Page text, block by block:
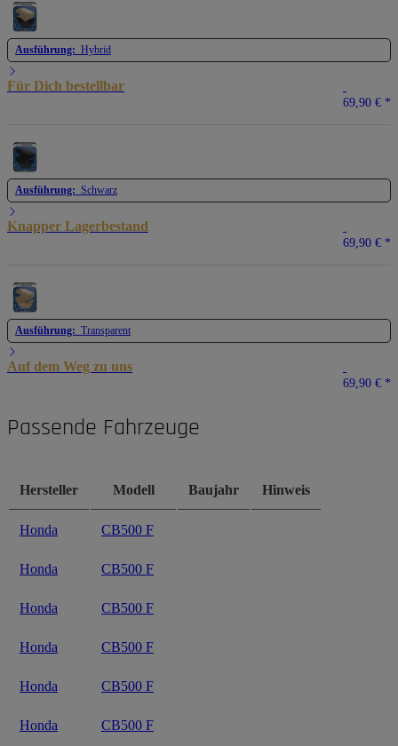
Ausführung: Hybrid
Für Dich bestellbar
69,90 € *
Ausführung: Schwarz
Knapper Lagerbestand
69,90 € *
Ausführung: Transparent
Auf dem Weg zu uns
69,90 € *
Passende Fahrzeuge
Hersteller Modell Baujahr Hinweis
Honda CB500 F
Honda CB500 F
Honda CB500 F
Honda CB500 F
Honda CB500 F
Honda CB500 F